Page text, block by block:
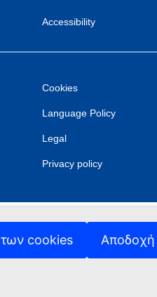
cookies
Accessibility
Cookies
Language Policy
Legal
Privacy policy